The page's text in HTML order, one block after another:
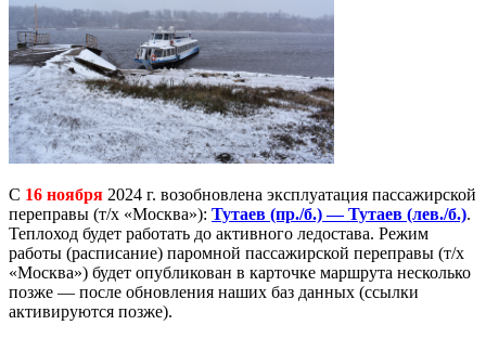
С 16 ноября 2024 г. возобновлена эксплуатация пассажирской
переправы (т/х «Москва»): Тутаев (пр./б.) — Тутаев (лев./б.).
Теплоход будет работать до активного ледостава. Режим
работы (расписание) паромной пассажирской переправы (т/х
«Москва») будет опубликован в карточке маршрута несколько
позже — после обновления наших баз данных (ссылки
активируются позже).